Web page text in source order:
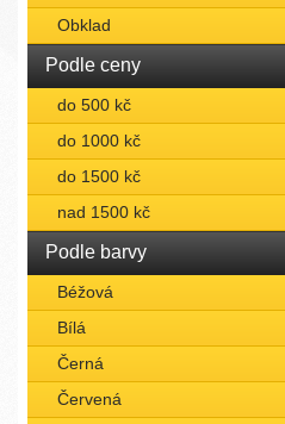
Obklad
Podle ceny
do 500 kč
do 1000 kč
do 1500 kč
nad 1500 kč
Podle barvy
Béžová
Bílá
Černá
Červená